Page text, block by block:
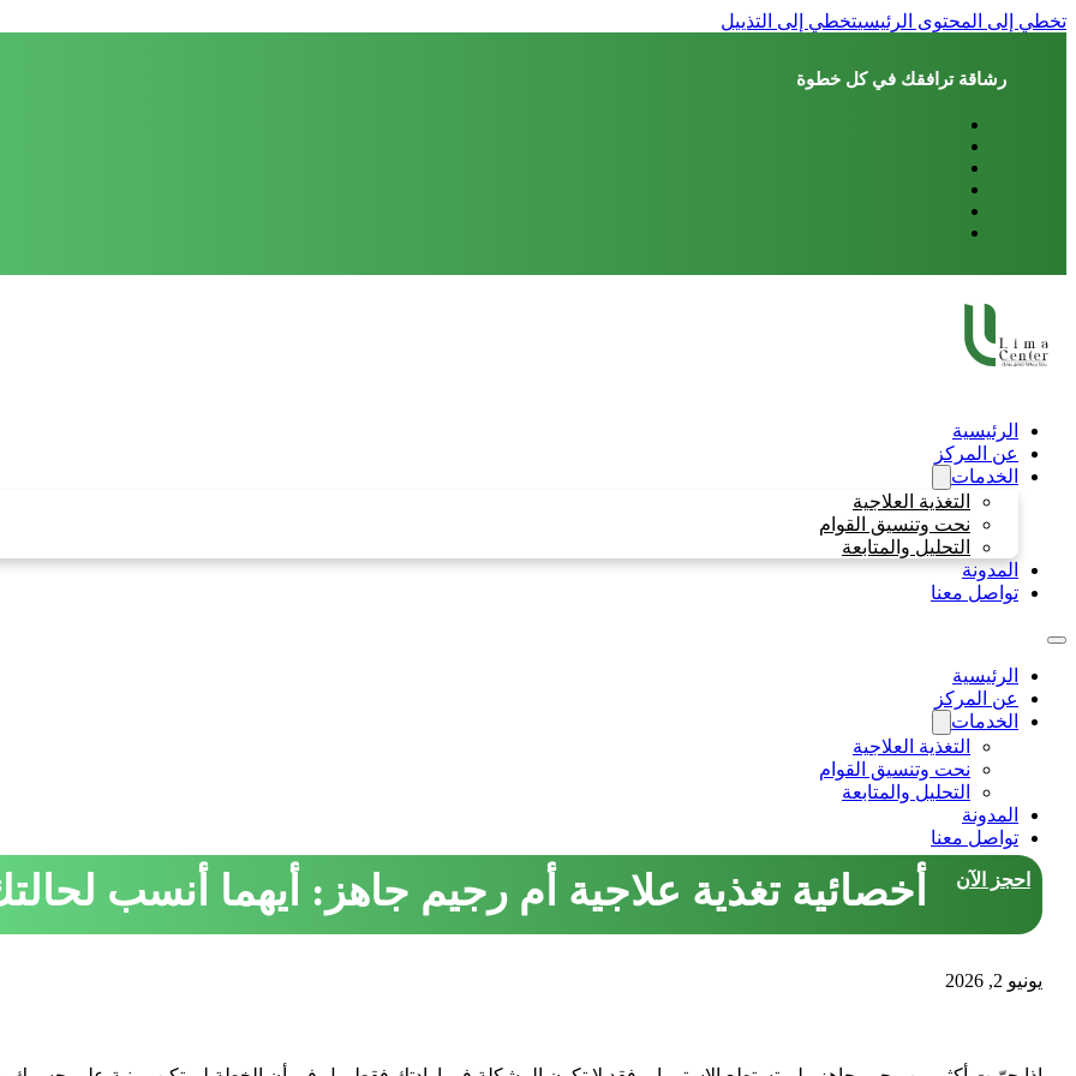
تخطي إلى المحتوى الرئيسيتخطي إلى التذييل
رشاقة ترافقك في كل خطوة
الرئيسية
عن المركز
الخدمات
التغذية العلاجية
نحت وتنسيق القوام
التحليل والمتابعة
المدونة
تواصل معنا
الرئيسية
عن المركز
الخدمات
التغذية العلاجية
نحت وتنسيق القوام
التحليل والمتابعة
المدونة
تواصل معنا
احجز الآن أخصائية تغذية علاجية أم رجيم جاهز: أيهما أنسب
يونيو 2, 2026